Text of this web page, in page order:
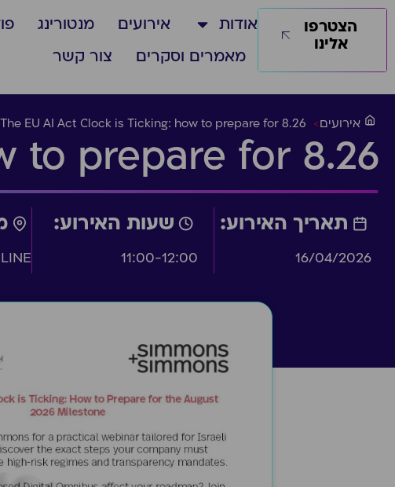
הצטרפו
אלינו
אודות אירועים מנטורינג
מאמרים וסקרים
צור קשר
אירועים>
The EU AI Act Clock is Ticking: how to prepare for 8.26
to prepare for 8.26
תאריך האירוע:
16/04/2026
שעות האירוע:
11:00-12:00